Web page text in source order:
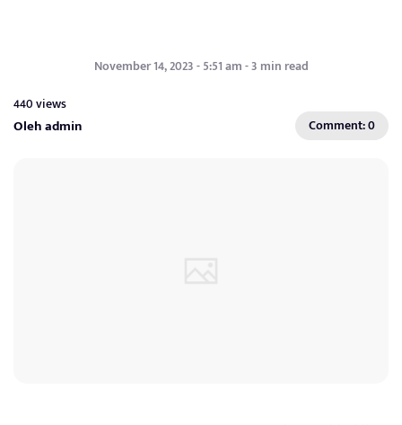
November 14, 2023 - 5:51 am - 3 min read
440 views
Oleh admin Comment: 0